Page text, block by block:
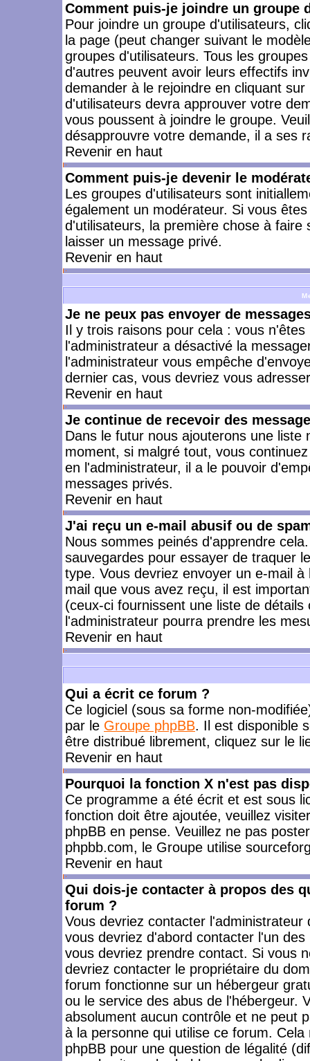
Comment puis-je joindre un groupe
Pour joindre un groupe d'utilisateurs,
la page (peut changer suivant le
groupes d'utilisateurs. Tous les
d'autres peuvent avoir leurs effectifs
demander à le rejoindre en cliquant
d'utilisateurs devra approuver votre
vous poussent à joindre le groupe.
désapprouvre votre demande, il a ses
Revenir en haut
Comment puis-je devenir le
Les groupes d'utilisateurs sont
également un modérateur. Si vous
d'utilisateurs, la première chose à
laisser un message privé.
Revenir en haut
Je ne peux pas envoyer de
Il y trois raisons pour cela : vous
l'administrateur a désactivé la
l'administrateur vous empêche
dernier cas, vous devriez vous
Revenir en haut
Je continue de recevoir des
Dans le futur nous ajouterons une
moment, si malgré tout, vous
en l'administrateur, il a le pouvoir
messages privés.
Revenir en haut
J'ai reçu un e-mail abusif ou de
Nous sommes peinés d'apprendre
sauvegardes pour essayer de traquer
type. Vous devriez envoyer un e-mail
mail que vous avez reçu, il est
(ceux-ci fournissent une liste de
l'administrateur pourra prendre les
Revenir en haut
Qui a écrit ce forum ?
Ce logiciel (sous sa forme non-
par le Groupe phpBB. Il est disponible
être distribué librement, cliquez sur le
Revenir en haut
Pourquoi la fonction X n'est pas
Ce programme a été écrit et est sous
fonction doit être ajoutée, veuillez
phpBB en pense. Veuillez ne pas
phpbb.com, le Groupe utilise
Revenir en haut
Qui dois-je contacter à propos des
forum ?
Vous devriez contacter
vous devriez d'abord contacter l'un
vous devriez prendre contact. Si vous
devriez contacter le propriétaire du
forum fonctionne sur un hébergeur
ou le service des abus de l'hébergeur.
absolument aucun contrôle et ne peut
à la personne qui utilise ce forum.
phpBB pour une question de légalité